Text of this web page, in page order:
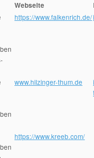
Webseite
https://www.falkenrich.de/
www.hilzinger-thum.de
https://www.kreeb.com/